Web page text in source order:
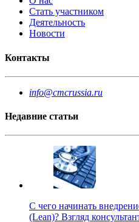
Стать участником
Деятельность
Новости
Контакты
info@cmcrussia.ru
Недавние статьи
С чего начинать
(Lean)? Взгляд